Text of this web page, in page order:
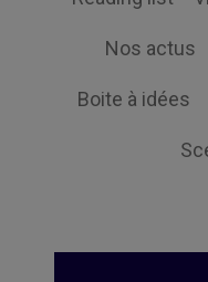
Nos actus
Boite à idées